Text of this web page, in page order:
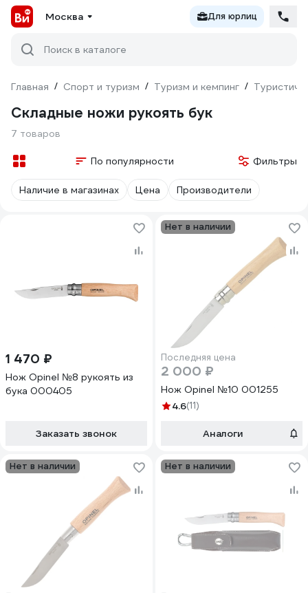
Москва Для юрлиц
Поиск в каталоге
Главная / Спорт и туризм / Туризм и кемпинг /
Складные ножи рукоять бук
7 товаров
По популярности Фильтры
Наличие в магазинах Цена Производители
1 470 ₽
Нож Opinel №8 рукоять из
бука 000405
Заказать звонок
Нет в наличии
Последняя цена
2 000 ₽
Нож Opinel №10 001255
4.6(11)
Аналоги
Нет в наличии Нет в наличии